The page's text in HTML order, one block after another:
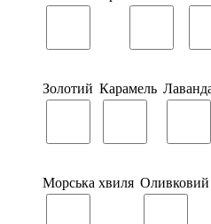
Золотий Карамель
Морська хвиля Оливковий